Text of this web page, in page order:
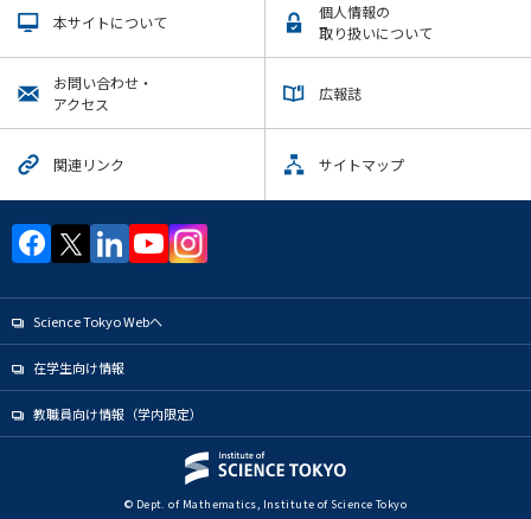
本サイトについて
個人情報の
取り扱いについて
お問い合わせ・
アクセス
広報誌
関連リンク サイトマップ
Science Tokyo Webヘ
在学生向け情報
教職員向け情報（学内限定）
© Dept. of Mathematics, Institute of Science Tokyo